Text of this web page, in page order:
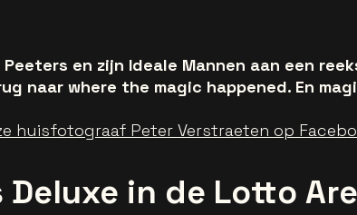
en zijn Ideale Mannen aan een
naar where the magic happened. En
huisfotograaf Peter Verstraeten op
in de Lotto